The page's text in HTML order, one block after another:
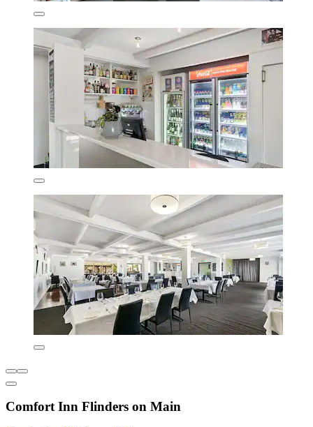
Comfort Inn Flinders on Main